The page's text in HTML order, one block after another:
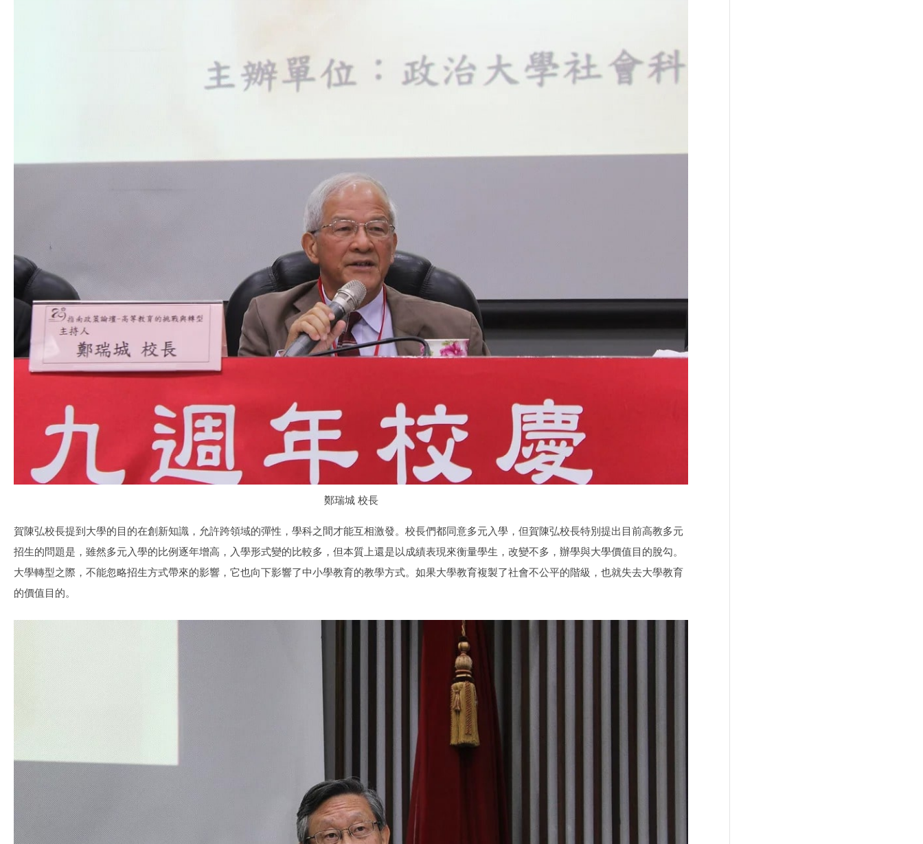
鄭瑞城 校長
賀陳弘校長提到大學的目的在創新知識，允許跨領域的彈性，學科之間才能互相激發。校長們都同意多元入學，但賀陳弘校長特別提出目前高教多元
招生的問題是，雖然多元入學的比例逐年增高，入學形式變的比較多，但本質上還是以成績表現來衡量學生，改變不多，辦學與大學價值目的脫勾。
大學轉型之際，不能忽略招生方式帶來的影響，它也向下影響了中小學教育的教學方式。如果大學教育複製了社會不公平的階級，也就失去大學教育
的價值目的。